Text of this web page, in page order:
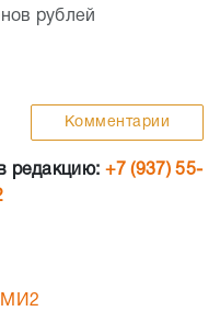
рублей
Комментарии
редакцию: +7 (937) 55-